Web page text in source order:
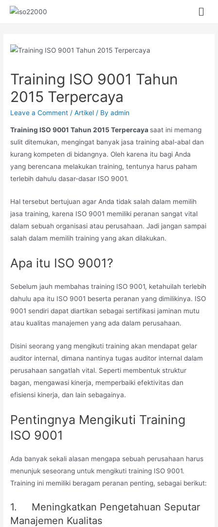
Training ISO 9001 Tahun
2015 Terpercaya
Leave a Comment /Artikel / Byadmin
Training ISO 9001 Tahun 2015 Terpercaya saat ini memang
sulit ditemukan, mengingat banyak jasa training abal-abal dan
kurang kompeten di bidangnya. Oleh karena itu bagi Anda
yang berencana melakukan training, tentunya harus paham
terlebih dahulu dasar-dasar ISO 9001.
Hal tersebut bertujuan agar Anda tidak salah dalam memilih
jasa training, karena ISO 9001 memiliki peranan sangat vital
dalam sebuah organisasi atau perusahaan. Jadi jangan sampai
salah dalam memilih training yang akan dilakukan.
Apa itu ISO 9001?
Sebelum jauh membahas training ISO 9001, ketahuilah terlebih
dahulu apa itu ISO 9001 beserta peranan yang dimilikinya. ISO
9001 sendiri dapat diartikan sebagai sertifikasi jaminan mutu
atau kualitas manajemen yang ada dalam perusahaan.
Disini seorang yang mengikuti training akan mendapat gelar
auditor internal, dimana nantinya tugas auditor internal dalam
perusahaan sangatlah vital. Seperti membentuk struktur
bagan, mengawasi kinerja, memperbaiki efektivitas dan
efisiensi kinerja, dan lain sebagainya.
Pentingnya Mengikuti Training
ISO 9001
Ada banyak sekali alasan mengapa sebuah perusahaan harus
menunjuk seseorang untuk mengikuti training ISO 9001.
Training ini memiliki beragam peranan penting, sebagai berikut:
1. Meningkatkan Pengetahuan Seputar
Manajemen Kualitas